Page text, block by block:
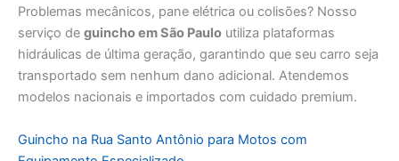
Problemas mecânicos, pane elétrica ou colisões? Nosso
serviço de guincho em São Paulo utiliza plataformas
hidráulicas de última geração, garantindo que seu carro seja
transportado sem nenhum dano adicional. Atendemos
modelos nacionais e importados com cuidado premium.
Guincho na Rua Santo Antônio para Motos com